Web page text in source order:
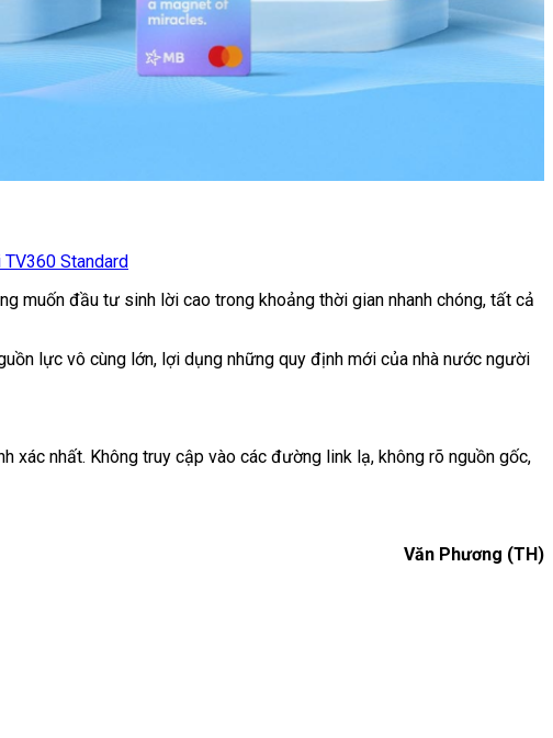
Standard
muốn đầu tư sinh lời cao trong khoảng thời gian nhanh chóng, tất cả
lực vô cùng lớn, lợi dụng những quy định mới của nhà nước người
xác nhất. Không truy cập vào các đường link lạ, không rõ nguồn gốc,
Văn Phương (TH)